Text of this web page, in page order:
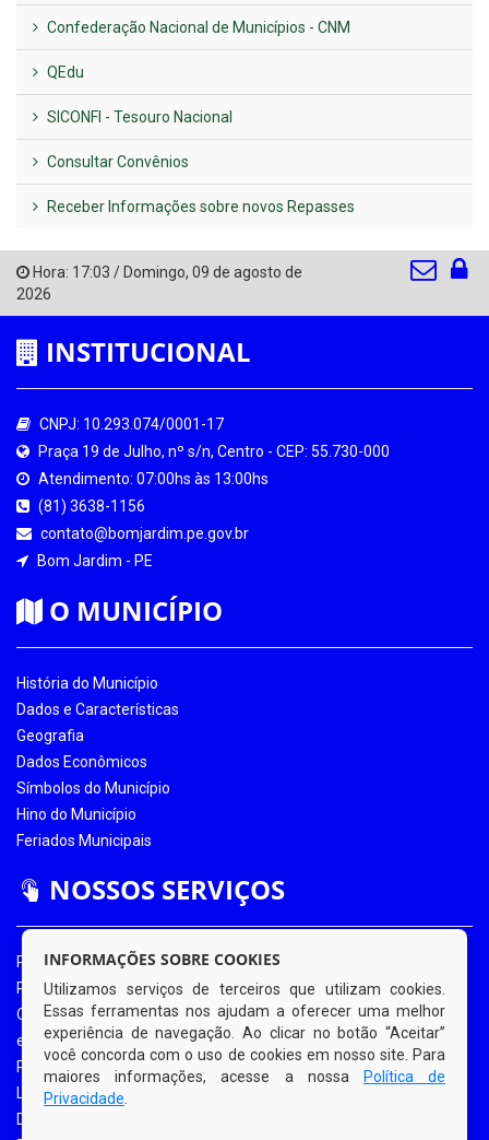
Confederação Nacional de Municípios - CNM
QEdu
SICONFI - Tesouro Nacional
Consultar Convênios
Receber Informações sobre novos Repasses
Hora: 17:03 / Domingo, 09 de agosto de
2026
INSTITUCIONAL
CNPJ: 10.293.074/0001-17
Praça 19 de Julho, nº s/n, Centro - CEP: 55.730-000
Atendimento: 07:00hs às 13:00hs
(81) 3638-1156
contato@bomjardim.pe.gov.br
Bom Jardim - PE
O MUNICÍPIO
História do Município
Dados e Características
Geografia
Dados Econômicos
Símbolos do Município
Hino do Município
Feriados Municipais
NOSSOS SERVIÇOS
Portal da Transparência
Portal da Transparência COVID-19
Ouvidoria Eletrônica
e-SIC
Processos de Licitação
Licitações em Andamento
Diário Oficial
INFORMAÇÕES SOBRE COOKIES
Utilizamos serviços de terceiros que utilizam cookies.
Essas ferramentas nos ajudam a oferecer uma melhor
experiência de navegação. Ao clicar no botão “Aceitar”
você concorda com o uso de cookies em nosso site. Para
maiores informações, acesse a nossa
Política de
Privacidade